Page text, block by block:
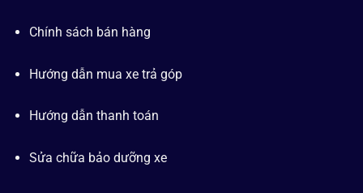
Chính sách bán hàng
Hướng dẫn mua xe trả góp
Hướng dẫn thanh toán
Sửa chữa bảo dưỡng xe